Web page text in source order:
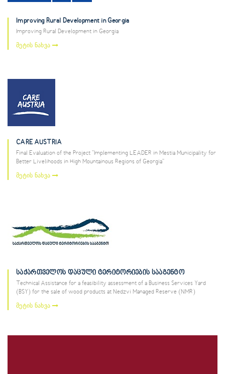
Improving Rural Development in Georgia
Improving Rural Development in Georgia
მეტის ნახვა
CARE AUSTRIA
Final Evaluation of the Project "Implementing LEADER in Mestia Municipality for
Better Livelihoods in High Mountainous Regions of Georgia"
მეტის ნახვა
საქართველოს დაცული ტერიტორიების სააგენტო
Technical Assistance for a feasibility assessment of a Business Services Yard
(BSY) for the sale of wood products at Nedzvi Managed Reserve (NMR)
მეტის ნახვა